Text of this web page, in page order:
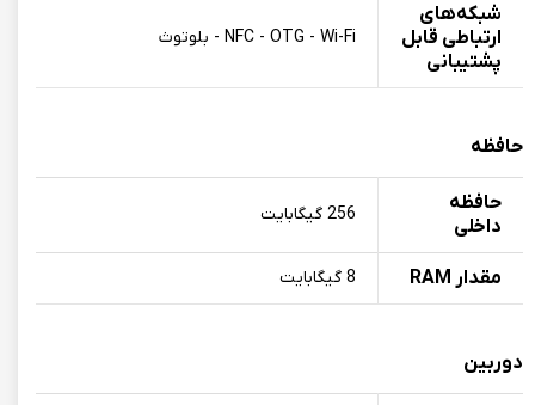
شبکه‌های
ارتباطی قابل
پشتیبانی
NFC - OTG - Wi-Fi - بلوتوث
حافظه
حافظه
داخلی
256 گیگابایت
مقدار RAM 8 گیگابایت
دوربین